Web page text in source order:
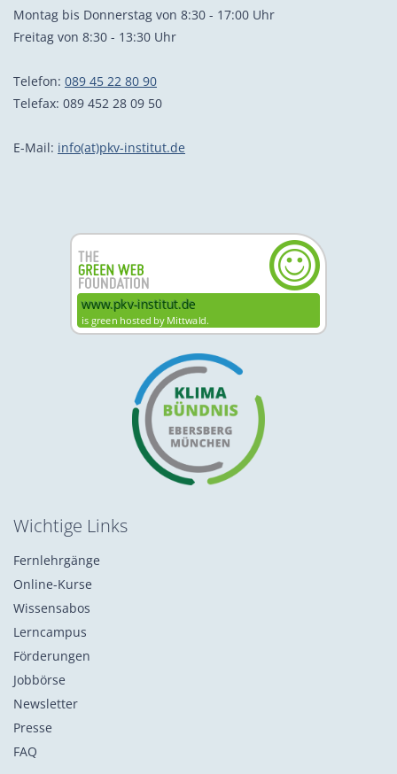
Montag bis Donnerstag von 8:30 - 17:00 Uhr
Freitag von 8:30 - 13:30 Uhr
Telefon: 089 45 22 80 90
Telefax: 089 452 28 09 50
E-Mail: info(at)pkv-institut.de
Wichtige Links
Fernlehrgänge
Online-Kurse
Wissensabos
Lerncampus
Förderungen
Jobbörse
Newsletter
Presse
FAQ